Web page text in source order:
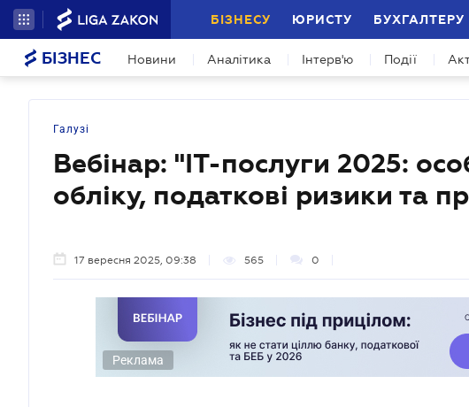
БІЗНЕСУ ЮРИСТУ БУХГАЛТЕРУ
БІЗНЕС Новини Аналітика Інтерв'ю Події
Галузі
Вебінар: "ІТ-послуги 2025:
обліку, податкові ризики та
17 вересня 2025, 09:38 565 0
Реклама